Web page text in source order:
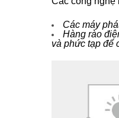
Các máy
Hàng rào
và phức tạp để